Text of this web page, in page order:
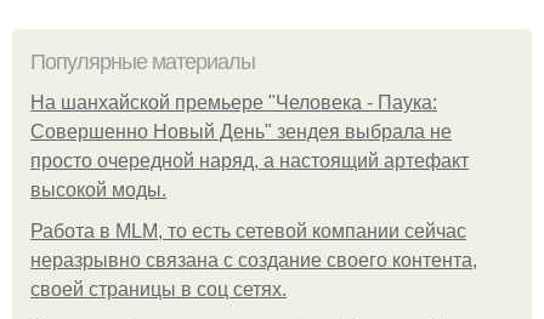
Популярные материалы
На шанхайской премьере "Человека - Паука:
Совершенно Новый День" зендея выбрала не
просто очередной наряд, а настоящий артефакт
высокой моды.
Работа в MLM, то есть сетевой компании сейчас
неразрывно связана с создание своего контента,
своей страницы в соц сетях.